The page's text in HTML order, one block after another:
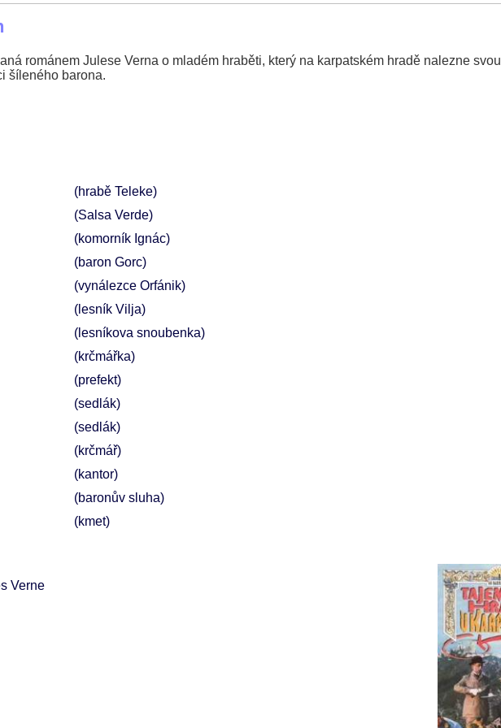
románem Julese Verna o mladém hraběti, který na karpatském hradě nalezne svou
šíleného barona.
(hrabě Teleke)
(Salsa Verde)
(komorník Ignác)
(baron Gorc)
(vynálezce Orfánik)
(lesník Vilja)
(lesníkova snoubenka)
(krčmářka)
(prefekt)
(sedlák)
(sedlák)
(krčmář)
(kantor)
(baronův sluha)
(kmet)
Verne